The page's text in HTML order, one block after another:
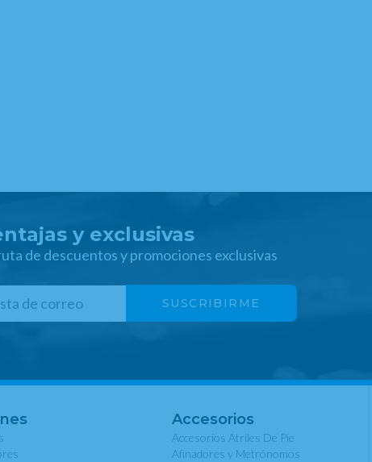
y exclusivas
de descuentos y promociones exclusivas
Accesorios
Accesorios Atriles De Pie
Afinadores y Metrónomos